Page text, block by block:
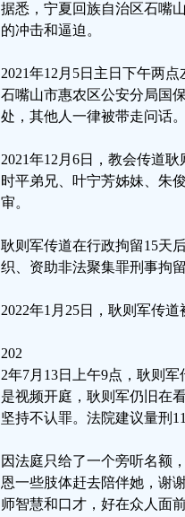
据悉，宁夏回族自治区石嘴
的冲击和逼迫。
2021年12月5日主日下午两
石嘴山市惠农区公安分局国
处，其他人一律被带走问话
2021年12月6日，教会传道
时平弟兄、叶宁芳姊妹、朱
审。
耿则军传道在行政拘留15天
织、资助非法聚集罪刑事拘
2022年1月25日，耿则军传
202
2年7月13日上午9点，耿则
是视频开庭，耿则军仍旧在
坚持不认罪。法院建议量刑
因法庭只给了一个旁听名额
恩一些肢体赶去陪伴她，谢
师智慧和口才，好在众人面